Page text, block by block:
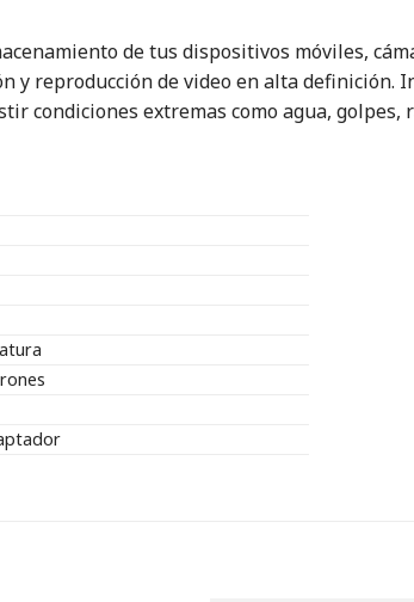
de tus dispositivos móviles,
y reproducción de video en alta definición.
condiciones extremas como agua, golpes,